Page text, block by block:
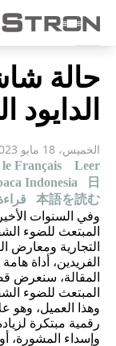
حالة
الدايود
الخميس، 18 مايو 2023 في 4:00:00 م GMT+00:00
Français
Leer
Indonesia
日
本語を読む
وفي السنوات
المبتعث للضوء
التجارية ومعارض
الفريدين، أداة
المقالة، سنعرض
المبتعث للضوء
وهذا العميل، وهو
رقمية مبتكرة
وإسداء المشورة،